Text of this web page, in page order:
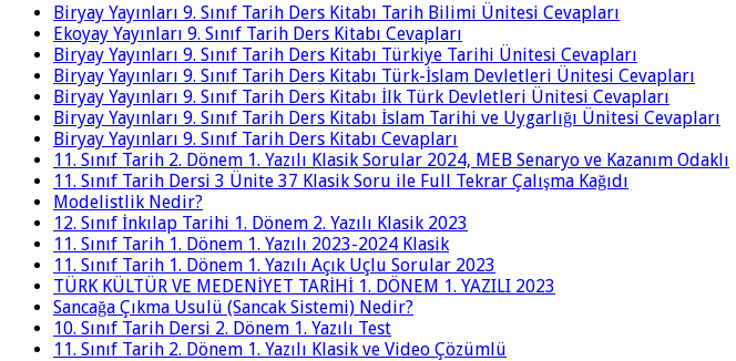
Biryay Yayınları 9. Sınıf Tarih Ders Kitabı Tarih Bilimi Ünitesi Cevapları
Ekoyay Yayınları 9. Sınıf Tarih Ders Kitabı Cevapları
Biryay Yayınları 9. Sınıf Tarih Ders Kitabı Türkiye Tarihi Ünitesi Cevapları
Biryay Yayınları 9. Sınıf Tarih Ders Kitabı Türk-İslam Devletleri Ünitesi Cevapları
Biryay Yayınları 9. Sınıf Tarih Ders Kitabı İlk Türk Devletleri Ünitesi Cevapları
Biryay Yayınları 9. Sınıf Tarih Ders Kitabı İslam Tarihi ve Uygarlığı Ünitesi Cevapları
Biryay Yayınları 9. Sınıf Tarih Ders Kitabı Cevapları
11. Sınıf Tarih 2. Dönem 1. Yazılı Klasik Sorular 2024, MEB Senaryo ve Kazanım Odaklı
11. Sınıf Tarih Dersi 3 Ünite 37 Klasik Soru ile Full Tekrar Çalışma Kağıdı
Modelistlik Nedir?
12. Sınıf İnkılap Tarihi 1. Dönem 2. Yazılı Klasik 2023
11. Sınıf Tarih 1. Dönem 1. Yazılı 2023-2024 Klasik
11. Sınıf Tarih 1. Dönem 1. Yazılı Açık Uçlu Sorular 2023
TÜRK KÜLTÜR VE MEDENİYET TARİHİ 1. DÖNEM 1. YAZILI 2023
Sancağa Çıkma Usulü (Sancak Sistemi) Nedir?
10. Sınıf Tarih Dersi 2. Dönem 1. Yazılı Test
11. Sınıf Tarih 2. Dönem 1. Yazılı Klasik ve Video Çözümlü